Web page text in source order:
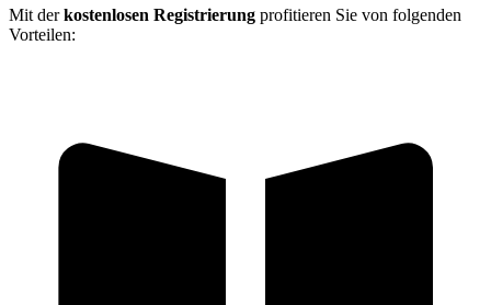
Mit derkostenlosen Registrierung profitieren Sie von folgenden
Vorteilen: